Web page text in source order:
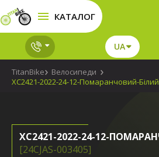
КАТАЛОГ
UA
TitanBike
Велосипеди
XC2421-2022-24-12-Помаранчовий-Білий
XC2421-2022-24-12-
[24CJAS-003405]